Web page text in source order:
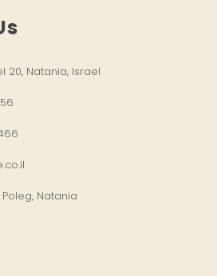
20, Natania, Israel
Poleg, Natania